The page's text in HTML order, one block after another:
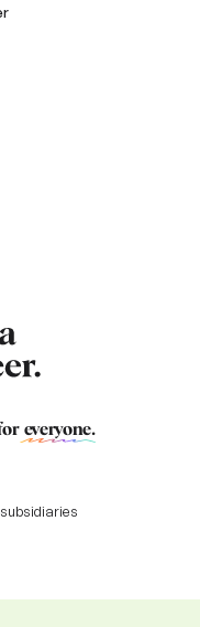
everyone.